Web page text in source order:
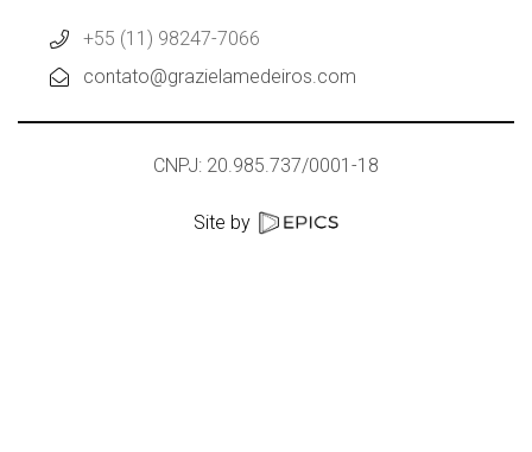
+55 (11) 98247-7066
contato@grazielamedeiros.com
CNPJ: 20.985.737/0001-18
Site by